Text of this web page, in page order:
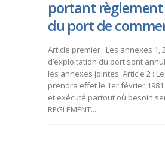
portant
du port de
Article premier : Les annexes 1,
d’exploitation du port sont
les annexes jointes. Article 2 :
prendra effet le 1er février
et exécuté partout où besoin
REGLEMENT...